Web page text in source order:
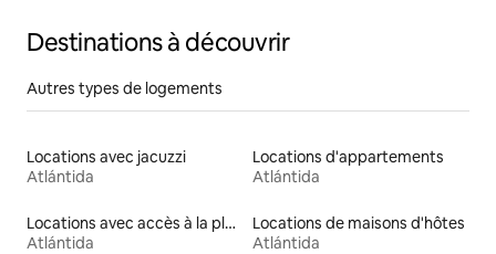
Destinations à découvrir
Autres types de logements
Locations avec jacuzzi
Atlántida
Locations d'appartements
Atlántida
Locations avec accès à la plage
Atlántida
Locations de maisons d'hôtes
Atlántida